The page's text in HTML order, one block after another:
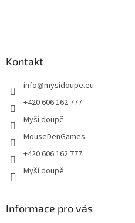
Kontakt
info@mysidoupe.eu
+420 606 162 777
Myší doupě
MouseDenGames
+420 606 162 777
Myší doupě
Informace pro vás